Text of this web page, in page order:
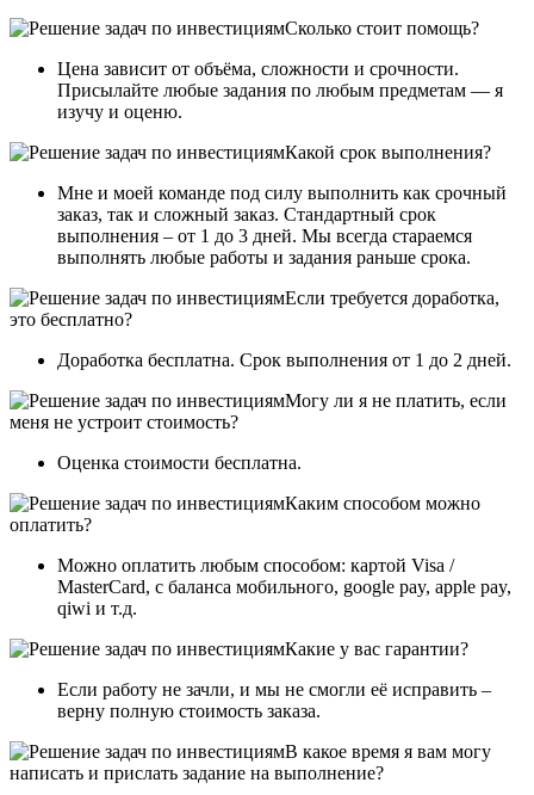
Сколько стоит помощь?
Цена зависит от объёма, сложности и срочности.
Присылайте любые задания по любым предметам — я
изучу и оценю.
Какой срок выполнения?
Мне и моей команде под силу выполнить как срочный
заказ, так и сложный заказ. Стандартный срок
выполнения – от 1 до 3 дней. Мы всегда стараемся
выполнять любые работы и задания раньше срока.
Если требуется доработка,
это бесплатно?
Доработка бесплатна. Срок выполнения от 1 до 2 дней.
Могу ли я не платить, если
меня не устроит стоимость?
Оценка стоимости бесплатна.
Каким способом можно
оплатить?
Можно оплатить любым способом: картой Visa /
MasterCard, с баланса мобильного, google pay, apple pay,
qiwi и т.д.
Какие у вас гарантии?
Если работу не зачли, и мы не смогли её исправить –
верну полную стоимость заказа.
В какое время я вам могу
написать и прислать задание на выполнение?